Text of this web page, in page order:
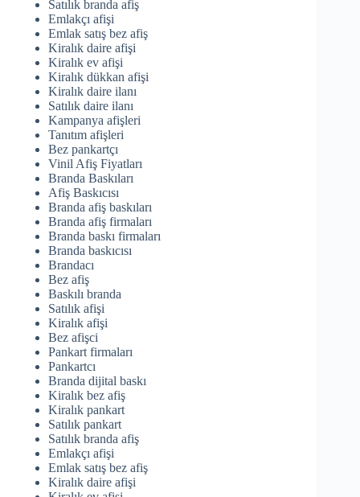
Satılık branda afiş
Emlakçı afişi
Emlak satış bez afiş
Kiralık daire afişi
Kiralık ev afişi
Kiralık dükkan afişi
Kiralık daire ilanı
Satılık daire ilanı
Kampanya afişleri
Tanıtım afişleri
Bez pankartçı
Vinil Afiş Fiyatları
Branda Baskıları
Afiş Baskıcısı
Branda afiş baskıları
Branda afiş firmaları
Branda baskı firmaları
Branda baskıcısı
Brandacı
Bez afiş
Baskılı branda
Satılık afişi
Kiralık afişi
Bez afişci
Pankart firmaları
Pankartcı
Branda dijital baskı
Kiralık bez afiş
Kiralık pankart
Satılık pankart
Satılık branda afiş
Emlakçı afişi
Emlak satış bez afiş
Kiralık daire afişi